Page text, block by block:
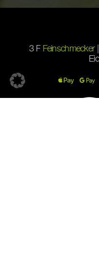
3 F Feinschmecker|